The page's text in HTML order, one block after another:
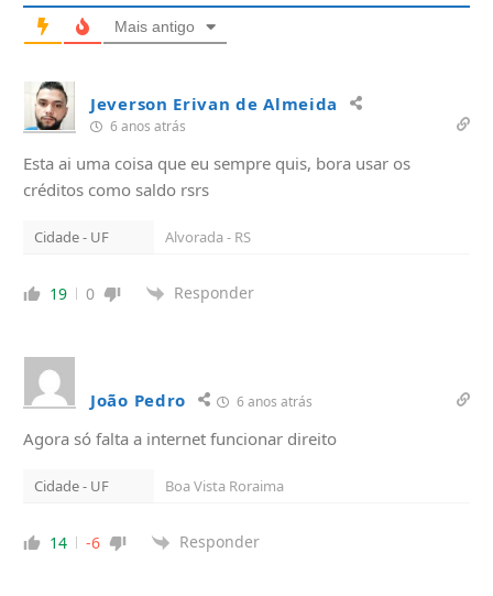
Mais antigo
Jeverson Erivan de Almeida
6 anos atrás
Esta ai uma coisa que eu sempre quis, bora usar os
créditos como saldo rsrs
Cidade - UF Alvorada - RS
19 0 Responder
João Pedro 6 anos atrás
Agora só falta a internet funcionar direito
Cidade - UF Boa Vista Roraima
14 -6 Responder